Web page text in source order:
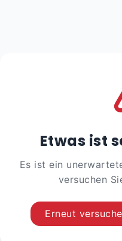
Etwas ist
Es ist ein
versuchen
Erneut